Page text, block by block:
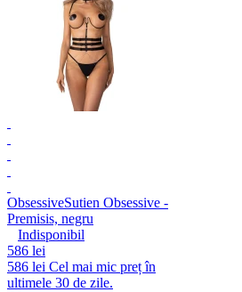
ObsessiveSutien Obsessive -
Premisis, negru
Indisponibil
586 lei
586 lei Cel mai mic preț în
ultimele 30 de zile.